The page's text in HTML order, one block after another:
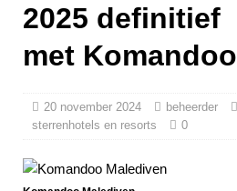
JW Marriott
Maldives Kaafu
introduceert luxe
2025 definitief
met Komandoo
20 november 2024 beheerder
sterrenhotels en resorts
0